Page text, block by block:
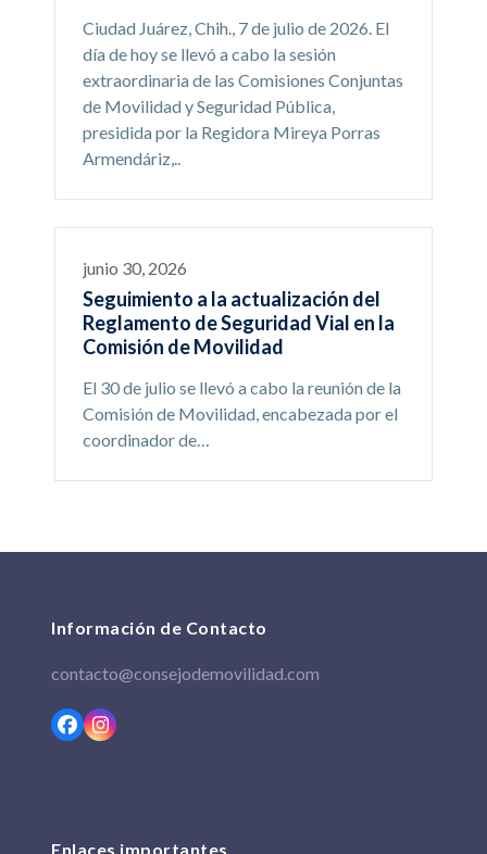
Ciudad Juárez, Chih., 7 de julio de 2026. El
día de hoy se llevó a cabo la sesión
extraordinaria de las Comisiones Conjuntas
de Movilidad y Seguridad Pública,
presidida por la Regidora Mireya Porras
Armendáriz,..
junio 30, 2026
Seguimiento a la actualización del
Reglamento de Seguridad Vial en la
Comisión de Movilidad
El 30 de julio se llevó a cabo la reunión de la
Comisión de Movilidad, encabezada por el
coordinador de…
Información de Contacto
contacto@consejodemovilidad.com
Facebook
Instagram
Enlaces importantes